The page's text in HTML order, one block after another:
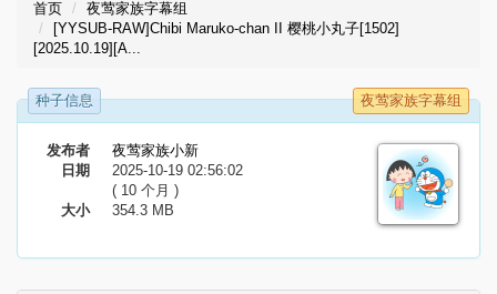
首页
夜莺家族字幕组
[YYSUB-RAW]Chibi Maruko-chan II 樱桃小丸子[1502]
[2025.10.19][A...
种子信息 夜莺家族字幕组
发布者
夜莺家族小新
日期
2025-10-19 02:56:02
( 10 个月 )
大小
354.3 MB